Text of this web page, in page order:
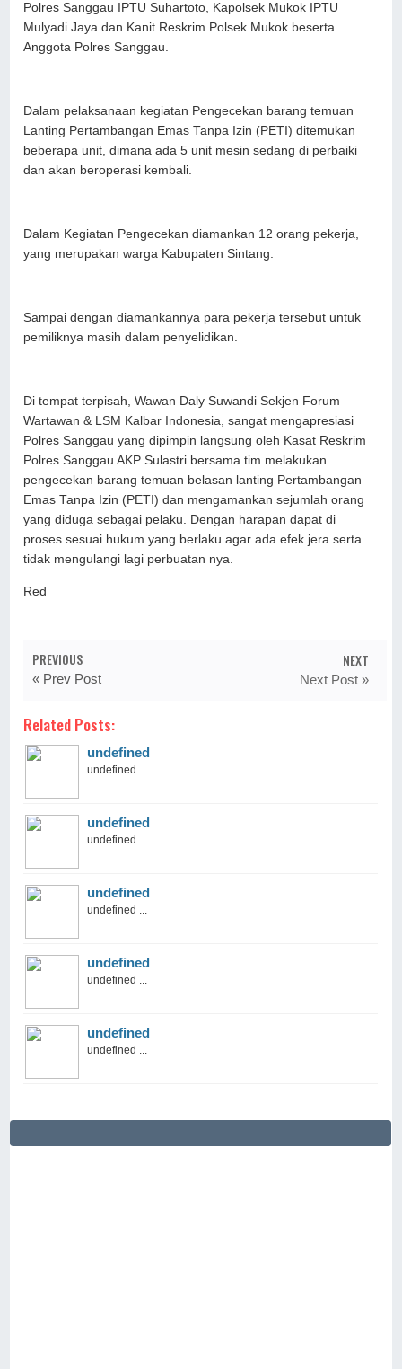
Polres Sanggau IPTU Suhartoto, Kapolsek Mukok IPTU
Mulyadi Jaya dan Kanit Reskrim Polsek Mukok beserta
Anggota Polres Sanggau.
Dalam pelaksanaan kegiatan Pengecekan barang temuan
Lanting Pertambangan Emas Tanpa Izin (PETI) ditemukan
beberapa unit, dimana ada 5 unit mesin sedang di perbaiki
dan akan beroperasi kembali.
Dalam Kegiatan Pengecekan diamankan 12 orang pekerja,
yang merupakan warga Kabupaten Sintang.
Sampai dengan diamankannya para pekerja tersebut untuk
pemiliknya masih dalam penyelidikan.
Di tempat terpisah, Wawan Daly Suwandi Sekjen Forum
Wartawan & LSM Kalbar Indonesia, sangat mengapresiasi
Polres Sanggau yang dipimpin langsung oleh Kasat Reskrim
Polres Sanggau AKP Sulastri bersama tim melakukan
pengecekan barang temuan belasan lanting Pertambangan
Emas Tanpa Izin (PETI) dan mengamankan sejumlah orang
yang diduga sebagai pelaku. Dengan harapan dapat di
proses sesuai hukum yang berlaku agar ada efek jera serta
tidak mengulangi lagi perbuatan nya.
Red
PREVIOUS
« Prev Post
NEXT
Next Post »
Related Posts:
undefined
undefined ...
undefined
undefined ...
undefined
undefined ...
undefined
undefined ...
undefined
undefined ...